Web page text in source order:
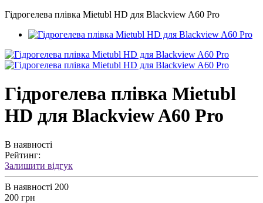
Гідрогелева плівка Mietubl HD для Blackview A60 Pro
Гідрогелева плівка Mietubl
HD для Blackview A60 Pro
В наявності
Рейтинг:
Залишити відгук
В наявності 200
200 грн